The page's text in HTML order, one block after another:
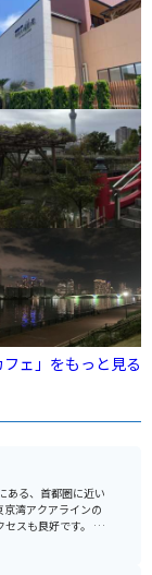
フェ」をもっと見る
ある、首都圏に近い
湾アクアラインの
も良好です。 地
は、道の駅 いちか